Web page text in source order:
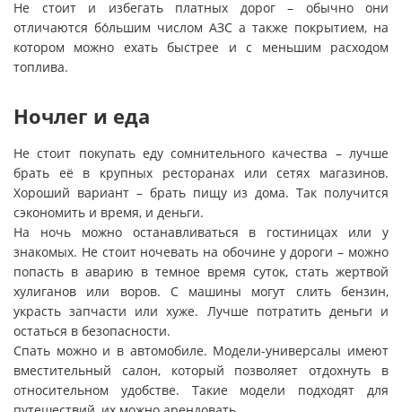
Не стоит и избегать платных дорог – обычно они
отличаются бо́льшим числом АЗС а также покрытием, на
котором можно ехать быстрее и с меньшим расходом
топлива.
Ночлег и еда
Не стоит покупать еду сомнительного качества – лучше
брать её в крупных ресторанах или сетях магазинов.
Хороший вариант – брать пищу из дома. Так получится
сэкономить и время, и деньги.
На ночь можно останавливаться в гостиницах или у
знакомых. Не стоит ночевать на обочине у дороги – можно
попасть в аварию в темное время суток, стать жертвой
хулиганов или воров. С машины могут слить бензин,
украсть запчасти или хуже. Лучше потратить деньги и
остаться в безопасности.
Спать можно и в автомобиле. Модели-универсалы имеют
вместительный салон, который позволяет отдохнуть в
относительном удобстве. Такие модели подходят для